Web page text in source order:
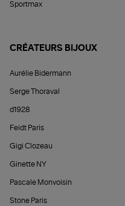
Sportmax
CRÉATEURS BIJOUX
Aurélie Bidermann
Serge Thoraval
d1928
Feidt Paris
Gigi Clozeau
Ginette NY
Pascale Monvoisin
Stone Paris